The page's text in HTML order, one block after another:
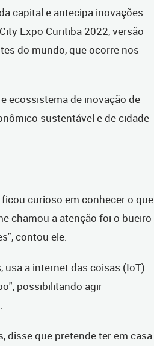
capital e antecipa inovações
Expo Curitiba 2022, versão
do mundo, que ocorre nos
ecossistema de inovação de
sustentável e de cidade
curioso em conhecer o que
chamou a atenção foi o bueiro
contou ele.
a internet das coisas (IoT)
possibilitando agir
disse que pretende ter em casa